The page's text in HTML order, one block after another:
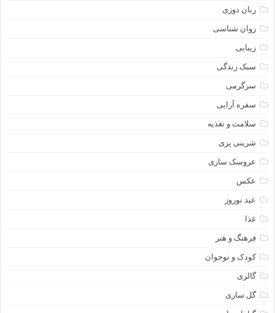
ربان دوزی
روان شناسی
زیبایی
سبک زندگی
سرگرمی
سفره آرایی
سلامت و تغذیه
شرینی پزی
عروسک سازی
عکس
عید نوروز
غذا
فرهنگ و هنر
کودک و نوجوان
گالری
گل سازی